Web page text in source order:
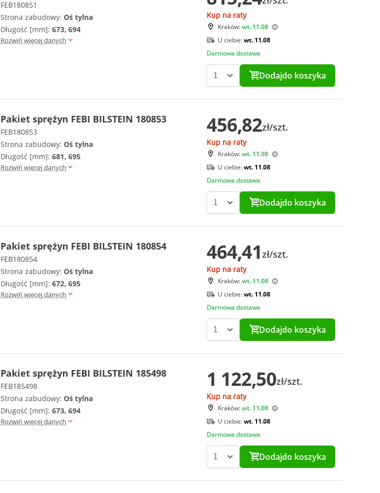
FEB180851
Strona zabudowy: Oś tylna
Długość [mm]: 673, 694
Rozwiń więcej danych
Kup na raty
Kraków:wt. 11.08
U ciebie:wt. 11.08
Darmowa dostawa
Dodajdo koszyka
Pakiet sprężyn FEBI BILSTEIN 180853
FEB180853
Strona zabudowy: Oś tylna
Długość [mm]: 681, 695
Rozwiń więcej danych
456,82zł/szt.
Kup na raty
Kraków:wt. 11.08
U ciebie:wt. 11.08
Darmowa dostawa
Dodajdo koszyka
Pakiet sprężyn FEBI BILSTEIN 180854
FEB180854
Strona zabudowy: Oś tylna
Długość [mm]: 672, 695
Rozwiń więcej danych
464,41 zł/szt.
Kup na raty
Kraków:wt. 11.08
U ciebie:wt. 11.08
Darmowa dostawa
Dodajdo koszyka
Pakiet sprężyn FEBI BILSTEIN 185498
FEB185498
Strona zabudowy: Oś tylna
Długość [mm]: 673, 694
Rozwiń więcej danych
1 122,50zł/szt.
Kup na raty
Kraków:wt. 11.08
U ciebie:wt. 11.08
Darmowa dostawa
Dodajdo koszyka